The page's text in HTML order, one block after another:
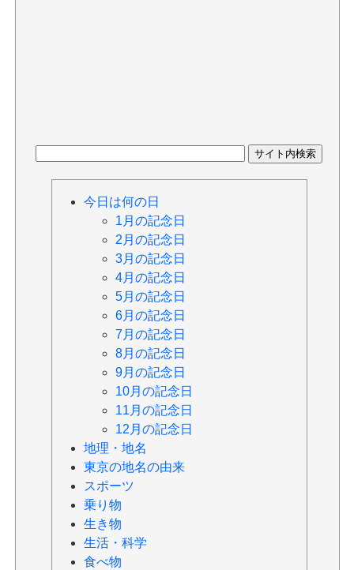
今日は何の日
1月の記念日
2月の記念日
3月の記念日
4月の記念日
5月の記念日
6月の記念日
7月の記念日
8月の記念日
9月の記念日
10月の記念日
11月の記念日
12月の記念日
地理・地名
東京の地名の由来
スポーツ
乗り物
生き物
生活・科学
食べ物